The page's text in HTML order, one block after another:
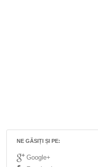
NE GĂSIȚI ȘI PE:
Google+